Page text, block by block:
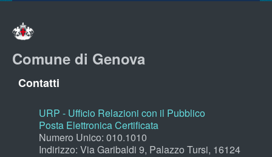
Comune di Genova
Contatti
URP - Ufficio Relazioni con il Pubblico
Posta Elettronica Certificata
Numero Unico: 010.1010
Indirizzo: Via Garibaldi 9, Palazzo Tursi, 16124